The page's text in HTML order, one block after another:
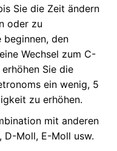
Sie die Zeit ändern
oder zu
beginnen, den
Wechsel zum C-
Sie die
ein wenig, 5
zu erhöhen.
mit anderen
D-Moll, E-Moll usw.